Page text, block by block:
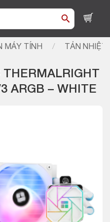
MÁY TÍNH / TẢN NHIỆT
ARGB – WHITE